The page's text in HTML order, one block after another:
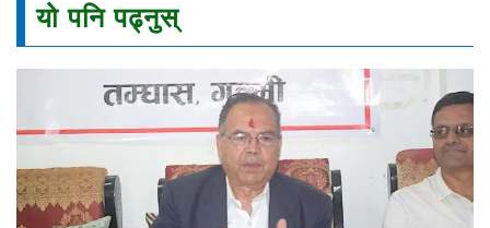
यो पनि पढ्नुस्